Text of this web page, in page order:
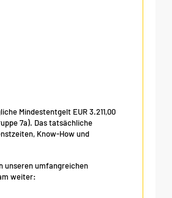
Mindestentgelt EUR 3.211,00
7a). Das tatsächliche
Know-How und
unseren umfangreichen
weiter: